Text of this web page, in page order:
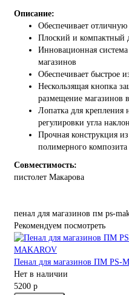
Описание:
Обеспечивает
Плоский и компактный
Инновационная
магазинов
Обеспечивает быстрое
Нескользящая кнопка
размещение магазинов
Лопатка для крепления
регулировки угла
Прочная конструкция
полимерного композита
Совместимость:
пистолет Макарова
пенал для магазинов пм ps-
Рекомендуем посмотреть
Пенал для магазинов ПМ PS-
Нет в наличии
5200 р